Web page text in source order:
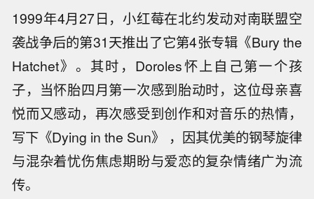
1999年4月27日，小红莓在北约发动对南联盟空
袭战争后的第31天推出了它第4张专辑《Bury the
Hatchet》。其时，Doroles怀上自己第一个孩
子，当怀胎四月第一次感到胎动时，这位母亲喜
悦而又感动，再次感受到创作和对音乐的热情，
写下《Dying in the Sun》 ，因其优美的钢琴旋律
与混杂着忧伤焦虑期盼与爱恋的复杂情绪广为流
传。